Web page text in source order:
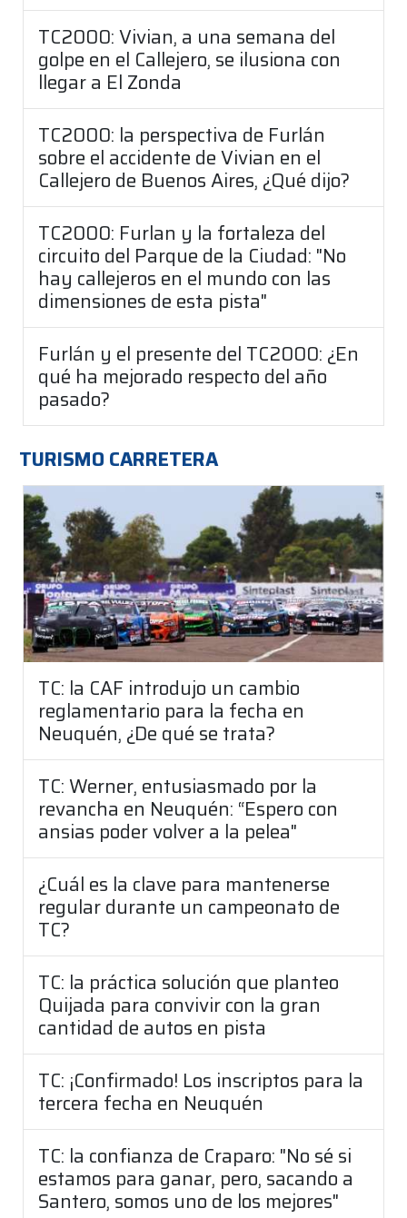
TC2000: Vivian, a una semana del
golpe en el Callejero, se ilusiona con
llegar a El Zonda
TC2000: la perspectiva de Furlán
sobre el accidente de Vivian en el
Callejero de Buenos Aires, ¿Qué dijo?
TC2000: Furlan y la fortaleza del
circuito del Parque de la Ciudad: "No
hay callejeros en el mundo con las
dimensiones de esta pista"
Furlán y el presente del TC2000: ¿En
qué ha mejorado respecto del año
pasado?
TURISMO CARRETERA
TC: la CAF introdujo un cambio
reglamentario para la fecha en
Neuquén, ¿De qué se trata?
TC: Werner, entusiasmado por la
revancha en Neuquén: “Espero con
ansias poder volver a la pelea"
¿Cuál es la clave para mantenerse
regular durante un campeonato de
TC?
TC: la práctica solución que planteo
Quijada para convivir con la gran
cantidad de autos en pista
TC: ¡Confirmado! Los inscriptos para la
tercera fecha en Neuquén
TC: la confianza de Craparo: "No sé si
estamos para ganar, pero, sacando a
Santero, somos uno de los mejores"